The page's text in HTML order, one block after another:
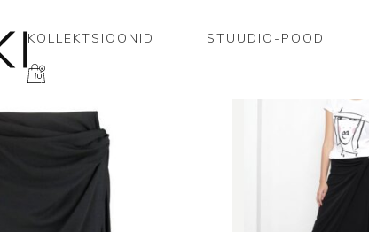
KOLLEKTSIOONID STUUDIO-POOD